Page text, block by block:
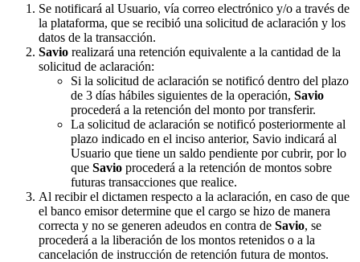
Se notificará al Usuario, vía correo electrónico y/o a través de
la plataforma, que se recibió una solicitud de aclaración y los
datos de la transacción.
Savio realizará una retención equivalente a la cantidad de la
solicitud de aclaración:
Si la solicitud de aclaración se notificó dentro del plazo
de 3 días hábiles siguientes de la operación, Savio
procederá a la retención del monto por transferir.
La solicitud de aclaración se notificó posteriormente al
plazo indicado en el inciso anterior, Savio indicará al
Usuario que tiene un saldo pendiente por cubrir, por lo
que Savio procederá a la retención de montos sobre
futuras transacciones que realice.
Al recibir el dictamen respecto a la aclaración, en caso de que
el banco emisor determine que el cargo se hizo de manera
correcta y no se generen adeudos en contra de Savio, se
procederá a la liberación de los montos retenidos o a la
cancelación de instrucción de retención futura de montos.